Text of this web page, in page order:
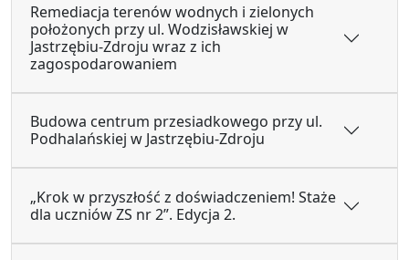
Remediacja terenów wodnych i zielonych
położonych przy ul. Wodzisławskiej w
Jastrzębiu-Zdroju wraz z ich
zagospodarowaniem
Budowa centrum przesiadkowego przy ul.
Podhalańskiej w Jastrzębiu-Zdroju
„Krok w przyszłość z doświadczeniem! Staże
dla uczniów ZS nr 2”. Edycja 2.